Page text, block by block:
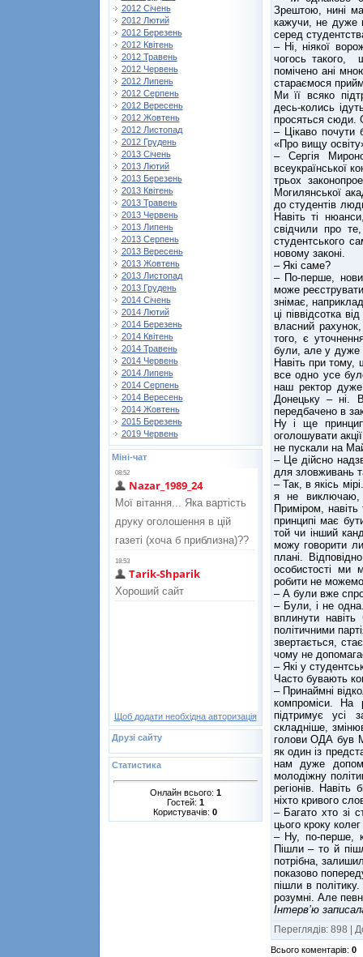
2012 Січень
2012 Лютий
2012 Березень
2012 Квітень
2012 Травень
2012 Червень
2012 Липень
2012 Серпень
2012 Вересень
2012 Жовтень
2012 Листопад
2012 Грудень
2013 Січень
2013 Лютий
2013 Березень
2013 Квітень
2013 Травень
2013 Червень
2013 Липень
2013 Серпень
2013 Вересень
2013 Жовтень
2013 Листопад
2013 Грудень
2014 Січень
2014 Лютий
2014 Березень
2014 Квітень
2014 Травень
2014 Червень
2014 Липень
2014 Серпень
2014 Вересень
2014 Жовтень
2015 Березень
2019 Червень
Міні-чат
Щоб додати необхідна авторизація
Друзі сайту
Статистика
Онлайн всього: 1
Гостей: 1
Користувачів: 0
Зрештою, нині
кажучи, не дуже
серед
– Ні, ніякої
чогось такого,
помічено ані
стараємося
Ми її всяко
десь-колись
просяться сюди.
– Цікаво почути
«Про вищу
– Сергія
всеукраїнської
трьох
Могилянської
до студентів
Навіть ті
свідчили про
студентського
новому законі.
– Які саме?
– По-перше,
може
знімає,
ці піввідсотка
власний
того, є
були, але у дуже
Навіть при тому,
все одно усе
наш ректор
Донецьку – ні.
передбачено в
Ну і ще
оголошувати
не пускали на
– Це дійсно
для зловживань
– Так, в якісь
я не виключаю,
Приміром, навіть
принципі має
той чи інший
можу говорити
плані.
особистості ми
робити не
– А були вже
– Були, і не
вплинути навіть
політичними
звертається,
чому не
– Які у
Часто бувають
– Принаймні
компроміси. На
підтримує усі
складніше,
голови ОДА був
як один із
нам дуже
молодіжну
регіонів.
ніхто кривого
– Багато хто зі
цього кроку
– Ну, по-перше,
Пішли – то й
потрібна,
показово
пішли в
розумні. Але
Інтерв’ю
Переглядів: 898 |
Всього коментарів: 0